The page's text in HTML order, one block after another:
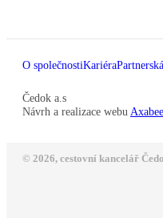
O společnostiKariéra
Čedok a.s
Návrh a realizace webu
© 2026, cestovní kancelář